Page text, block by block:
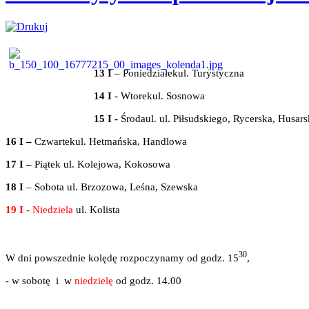
13 I– Poniedziałekul. Turystyczna
14 I - Wtorekul. Sosnowa
15 I - Środaul. ul. Piłsudskiego, Rycerska,
16 I – Czwartekul. Hetmańska, Handlowa
17 I – Piątek ul. Kolejowa, Kokosowa
18 I – Sobota ul. Brzozowa, Leśna, Szewska
19 I - Niedziela ul. Kolista
W dni powszednie kolędę rozpoczynamy od godz. 1530,
- w sobotę i w niedzielę od godz. 14.00